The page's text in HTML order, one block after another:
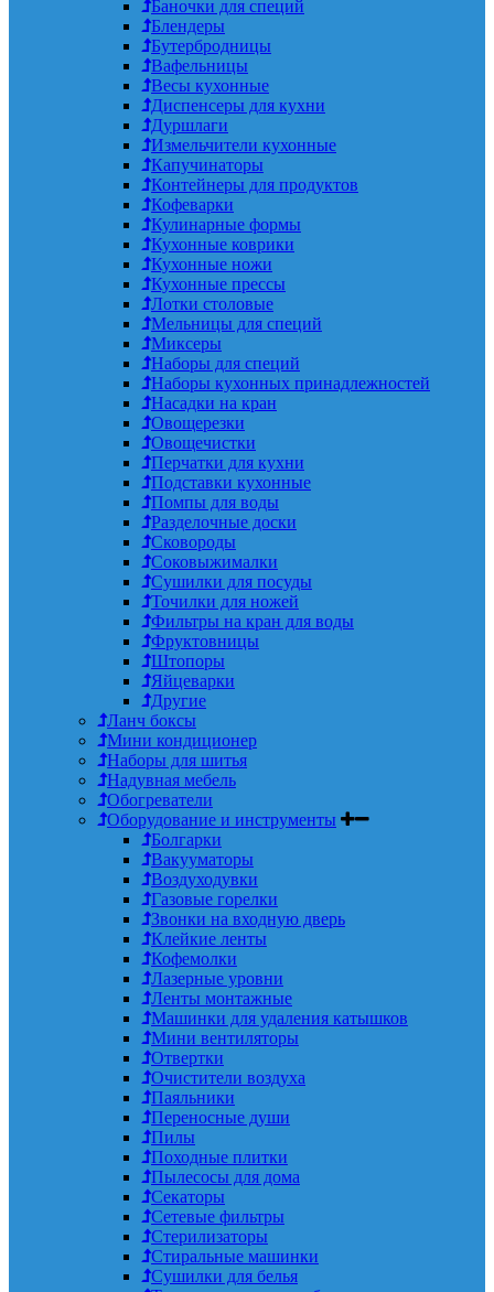
Баночки для специй
Блендеры
Бутербродницы
Вафельницы
Весы кухонные
Диспенсеры для кухни
Дуршлаги
Измельчители кухонные
Капучинаторы
Контейнеры для продуктов
Кофеварки
Кулинарные формы
Кухонные коврики
Кухонные ножи
Кухонные прессы
Лотки столовые
Мельницы для специй
Миксеры
Наборы для специй
Наборы кухонных принадлежностей
Насадки на кран
Овощерезки
Овощечистки
Перчатки для кухни
Подставки кухонные
Помпы для воды
Разделочные доски
Сковороды
Соковыжималки
Сушилки для посуды
Точилки для ножей
Фильтры на кран для воды
Фруктовницы
Штопоры
Яйцеварки
Другие
Ланч боксы
Мини кондиционер
Наборы для шитья
Надувная мебель
Обогреватели
Оборудование и инструменты
Болгарки
Вакууматоры
Воздуходувки
Газовые горелки
Звонки на входную дверь
Клейкие ленты
Кофемолки
Лазерные уровни
Ленты монтажные
Машинки для удаления катышков
Мини вентиляторы
Отвертки
Очистители воздуха
Паяльники
Переносные души
Пилы
Походные плитки
Пылесосы для дома
Секаторы
Сетевые фильтры
Стерилизаторы
Стиральные машинки
Сушилки для белья